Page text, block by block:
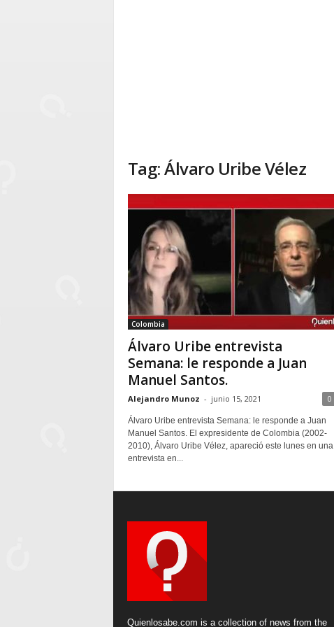
Tag: Álvaro Uribe Vélez
Colombia
Álvaro Uribe entrevista
Semana: le responde a Juan
Manuel Santos.
Alejandro Munoz - junio 15, 2021 0
Álvaro Uribe entrevista Semana: le responde a Juan
Manuel Santos. El expresidente de Colombia (2002-
2010), Álvaro Uribe Vélez, apareció este lunes en una
entrevista en...
Quienlosabe.com is a collection of news from the